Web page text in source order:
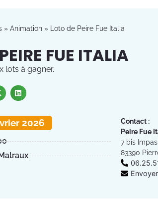
» Animation » Loto de Peire Fue Italia
FUE ITALIA
lots à gagner.
2026
Contact :
Peire Fue
7 bis
83390